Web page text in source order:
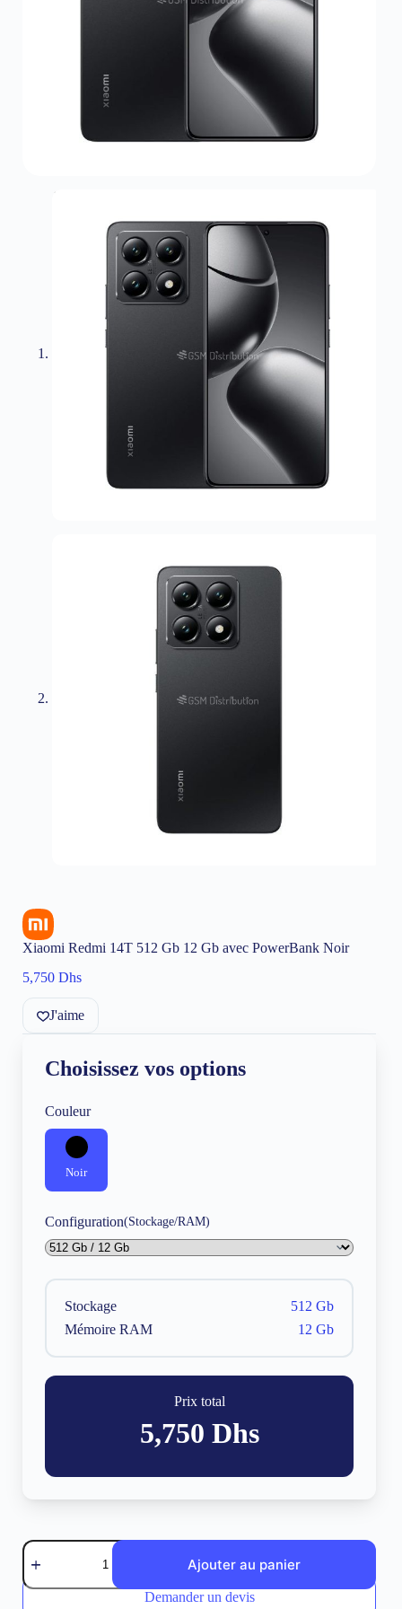
Xiaomi Redmi 14T 512 Gb 12 Gb avec PowerBank Noir
5,750 Dhs
J'aime
Choisissez vos options
Couleur
Noir
Configuration(Stockage/RAM)
Stockage
512 Gb
Mémoire RAM
12 Gb
Prix total
5,750 Dhs
quantité
de
Xiaomi
Redmi
Ajouter au panier
Demander un devis